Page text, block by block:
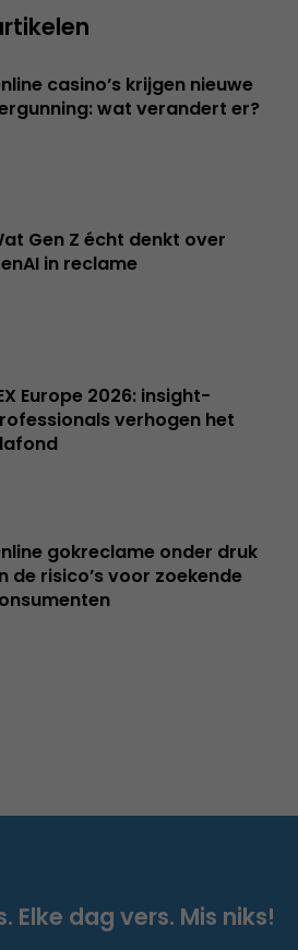
casino’s krijgen nieuwe
wat verandert er?
Gen Z écht denkt over
in reclame
Europe 2026: insight-
verhogen het
gokreclame onder druk
de risico’s voor zoekende
Elke dag vers. Mis niks!